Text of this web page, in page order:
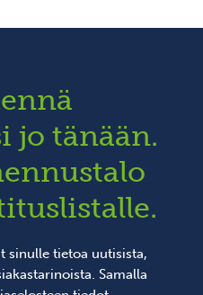
jo tänään.
sinulle tietoa uutisista,
Samalla